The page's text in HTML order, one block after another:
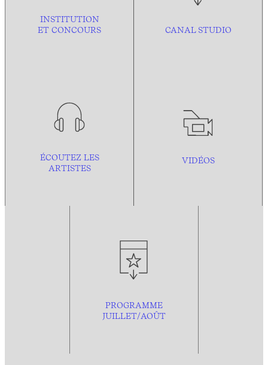
INSTITUTION
ET CONCOURS
CANAL STUDIO
ÉCOUTEZ LES
ARTISTES
VIDÉOS
PROGRAMME
JUILLET/AOÛT